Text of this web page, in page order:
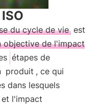
du cycle de vie est
objective de l'impact
étapes de
produit , ce qui
dans lesquels
l'impact